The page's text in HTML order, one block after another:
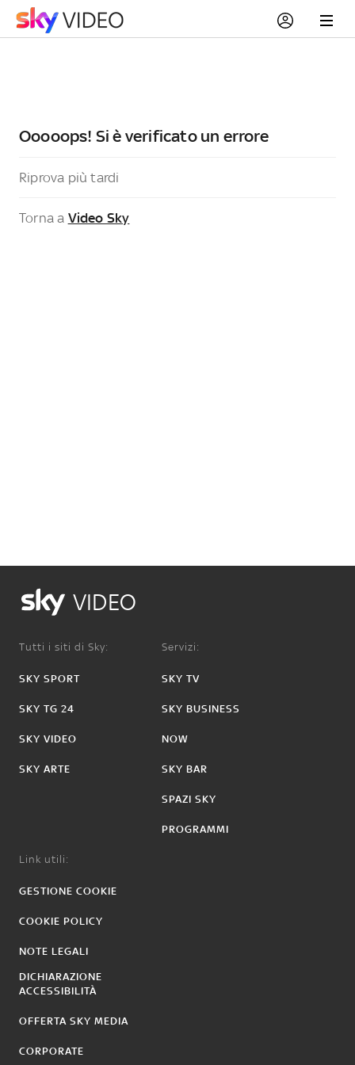
Ooooops! Si è verificato un errore
Riprova più tardi
Torna a Video Sky
VIDEO
Tutti i siti di Sky:
SKY SPORT
SKY TG 24
SKY VIDEO
SKY ARTE
Servizi:
SKY TV
SKY BUSINESS
NOW
SKY BAR
SPAZI SKY
PROGRAMMI
Link utili:
GESTIONE COOKIE
COOKIE POLICY
NOTE LEGALI
DICHIARAZIONE
ACCESSIBILITÀ
OFFERTA SKY MEDIA
CORPORATE